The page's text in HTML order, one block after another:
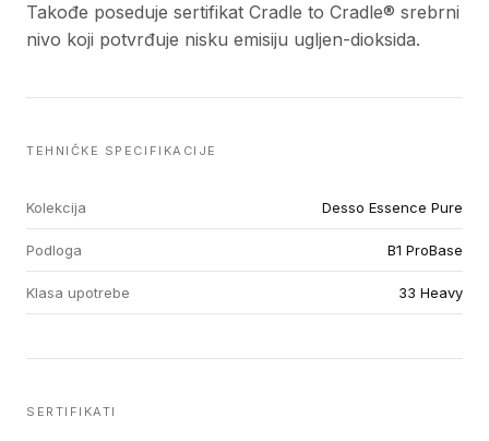
Takođe poseduje sertifikat Cradle to Cradle® srebrni
nivo koji potvrđuje nisku emisiju ugljen-dioksida.
TEHNIČKE SPECIFIKACIJE
Kolekcija Desso Essence Pure
Podloga B1 ProBase
Klasa upotrebe 33 Heavy
SERTIFIKATI